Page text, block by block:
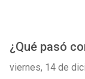
¿Qué pasó
viernes, 14 de